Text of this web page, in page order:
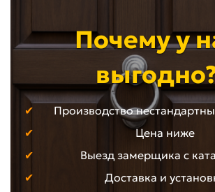
Почему у
Производство
Цена ниже
Выезд замерщика с
Доставка и